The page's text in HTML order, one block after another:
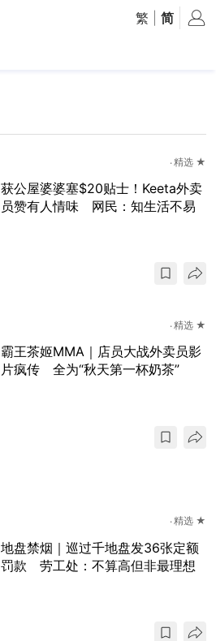
繁 简
精选 ★
获公屋婆婆塞$20贴士！Keeta外卖
员赞有人情味 网民：知生活不易
精选 ★
霸王茶姬MMA｜店员大战外卖员影
片疯传 全为“秋天第一杯奶茶”
精选 ★
地盘禁烟｜巡过千地盘发36张定额
罚款 劳工处：不算高但非最理想